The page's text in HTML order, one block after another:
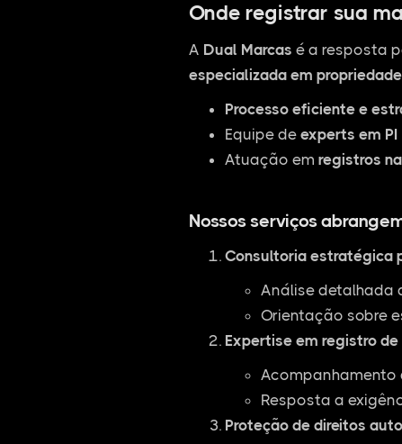
Onde registrar sua
A Dual Marcas é a resposta
especializada em
Processo eficiente e
Equipe de experts em PI
Atuação em registros
Nossos serviços
Consultoria estratégica
Análise detalhada
Orientação sobre
Expertise em registro de
Resposta a
Proteção de direitos